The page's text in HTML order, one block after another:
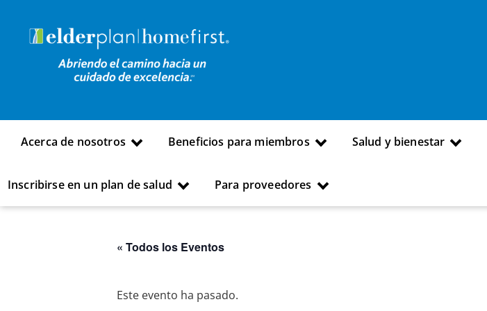
Acerca de nosotros Beneficios para miembros Salud y bienestar
Inscribirse en un plan de salud Para proveedores
« Todos los Eventos
Este evento ha pasado.